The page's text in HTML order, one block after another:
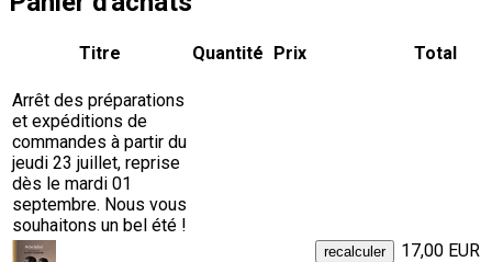
Arrêt des préparations
et expéditions de
commandes à partir du
jeudi 23 juillet, reprise
dès le mardi 01
septembre. Nous vous
souhaitons un bel été !
Titre Quantité Prix Total
17,00 EUR